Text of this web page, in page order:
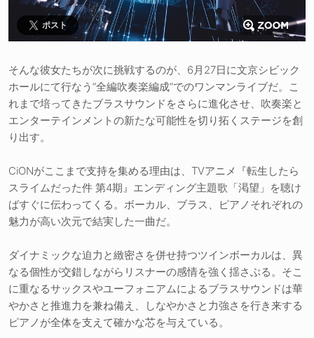
ポスト
そんな彼女たちが次に挑戦するのが、6月27日に文京シビック
ホールにて行なう“全編吹奏楽編成”でのワンマンライブだ。こ
れまで培ってきたブラスサウンドをさらに進化させ、吹奏楽と
エンターテインメントの新たな可能性を切り拓くステージを創
り出す。
CiONがここまで支持を集める理由は、TVアニメ『転生したら
スライムだった件 第4期』エンディング主題歌「渇望」を聴け
ばすぐに伝わってくる。ボーカル、ブラス、ピアノそれぞれの
魅力が高い次元で結実した一曲だ。
ダイナミックな迫力と緻密さを併せ持つツインボーカルは、異
なる個性が交錯しながらリスナーの感情を強く揺さぶる。そこ
に重なるサックスやユーフォニアムによるブラスサウンドは華
やかさと推進力を兼ね備え、しなやかさと力強さを行き来する
ピアノが全体を支えて確かな芯を与えている。